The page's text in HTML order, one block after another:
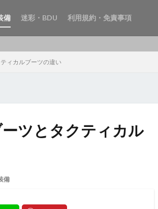
備 迷彩・BDU 利用規約・免責事項
ィカルブーツの違い
ツとタクティカル
備